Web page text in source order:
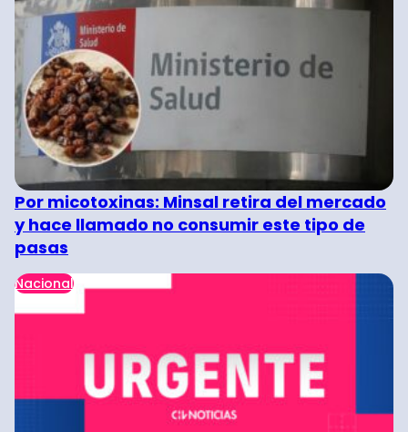
Por micotoxinas: Minsal retira del mercado
y hace llamado no consumir este tipo de
pasas
Nacional